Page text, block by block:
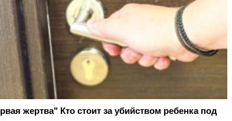
жертва" Кто стоит за убийством ребенка под